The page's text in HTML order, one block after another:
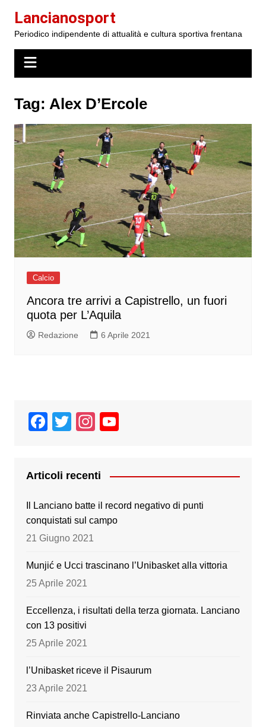
contenuto
Lancianosport
Periodico indipendente di attualità e cultura sportiva frentana
Tag: Alex D’Ercole
Calcio
Ancora tre arrivi a Capistrello, un fuori
quota per L’Aquila
Redazione 6 Aprile 2021
F
e
b
o
o
T
er
In
gr
a
m
T
Articoli recenti
Il Lanciano batte il record negativo di punti
conquistati sul campo
21 Giugno 2021
Munjić e Ucci trascinano l’Unibasket alla vittoria
25 Aprile 2021
Eccellenza, i risultati della terza giornata. Lanciano
con 13 positivi
25 Aprile 2021
l’Unibasket riceve il Pisaurum
23 Aprile 2021
Rinviata anche Capistrello-Lanciano